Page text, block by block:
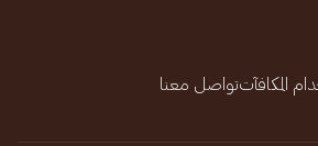
المكافآتتواصل معنا